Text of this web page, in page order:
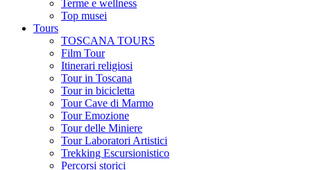
Terme e wellness
Top musei
Tours
TOSCANA TOURS
Film Tour
Itinerari religiosi
Tour in Toscana
Tour in bicicletta
Tour Cave di Marmo
Tour Emozione
Tour delle Miniere
Tour Laboratori Artistici
Trekking Escursionistico
Percorsi storici